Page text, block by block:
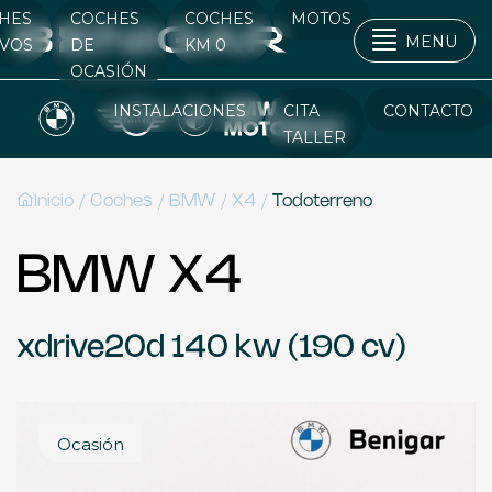
COCHES
DE
OCASIÓN
COCHES
KM 0
MOTOS
MENU
INSTALACIONES
CITA
TALLER
CONTACTO
Inicio / Coches / BMW / X4 / Todoterreno
BMW X4
xdrive20d 140 kw (190 cv)
Ocasión